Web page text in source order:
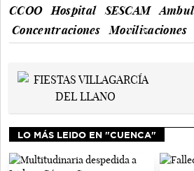
CCOO
Hospital SESCAM
Concentraciones
Movilizaciones
LO MÁS LEIDO EN "CUENCA"